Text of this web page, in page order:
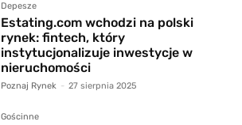
Depesze
Estating.com wchodzi na polski
rynek: fintech, który
instytucjonalizuje inwestycje w
nieruchomości
Poznaj Rynek - 27 sierpnia 2025
Gościnne